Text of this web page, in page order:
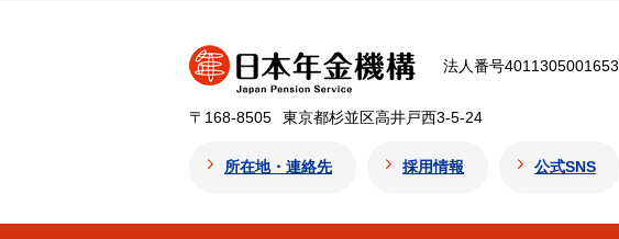
法人番号4011305001653
〒168-8505 東京都杉並区高井戸西3-5-24
所在地・連絡先 採用情報 公式SNS